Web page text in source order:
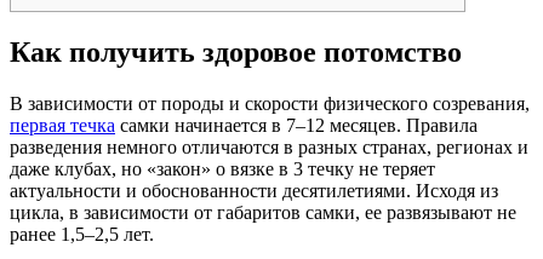
Как получить здоровое потомство
В зависимости от породы и скорости физического созревания,
первая течка самки начинается в 7–12 месяцев. Правила
разведения немного отличаются в разных странах, регионах и
даже клубах, но «закон» о вязке в 3 течку не теряет
актуальности и обоснованности десятилетиями. Исходя из
цикла, в зависимости от габаритов самки, ее развязывают не
ранее 1,5–2,5 лет.